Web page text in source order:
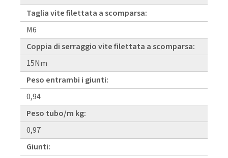
Taglia vite filettata a scomparsa:
M6
Coppia di serraggio vite filettata a scomparsa:
15Nm
Peso entrambi i giunti:
0,94
Peso tubo/m kg:
0,97
Giunti: